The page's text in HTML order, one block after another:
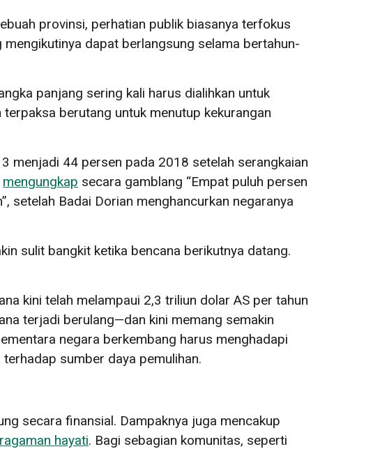
provinsi, perhatian publik biasanya terfokus
dapat berlangsung selama bertahun-
panjang sering kali harus dialihkan untuk
berutang untuk menutup kekurangan
menjadi 44 persen pada 2018 setelah serangkaian
mengungkap secara gamblang “Empat puluh persen
setelah Badai Dorian menghancurkan negaranya
sulit bangkit ketika bencana berikutnya datang.
kini telah melampaui 2,3 triliun dolar AS per tahun
terjadi berulang—dan kini memang semakin
negara berkembang harus menghadapi
sumber daya pemulihan.
secara finansial. Dampaknya juga mencakup
hayati. Bagi sebagian komunitas, seperti